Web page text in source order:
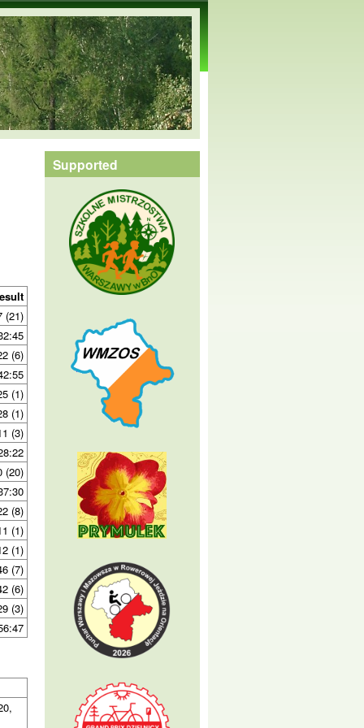
(21)
(6)
(1)
(1)
(3)
(20)
(8)
(1)
(1)
(7)
(6)
(3)
Supported